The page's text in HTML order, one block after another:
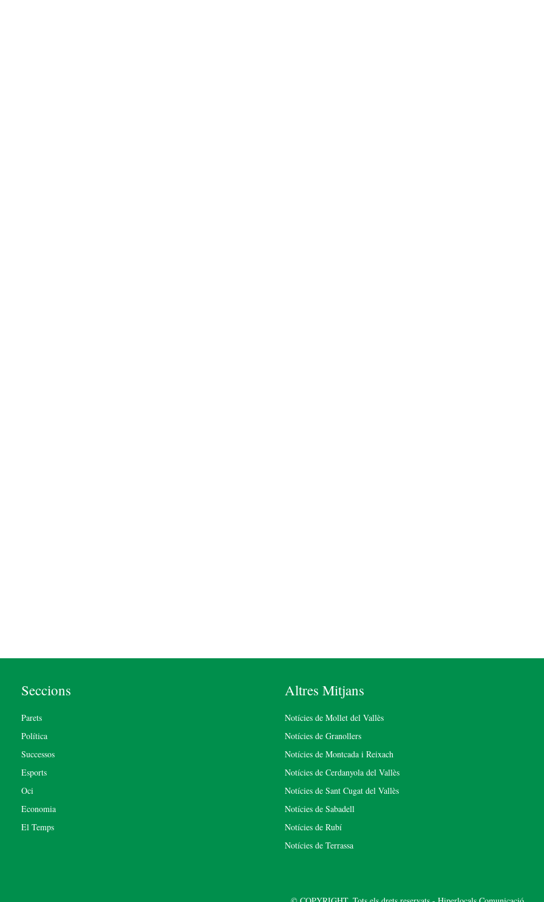
Seccions
Parets
Política
Successos
Esports
Oci
Economia
El Temps
Altres Mitjans
Notícies de Mollet del Vallès
Notícies de Granollers
Notícies de Montcada i Reixach
Notícies de Cerdanyola del Vallès
Notícies de Sant Cugat del Vallès
Notícies de Sabadell
Notícies de Rubí
Notícies de Terrassa